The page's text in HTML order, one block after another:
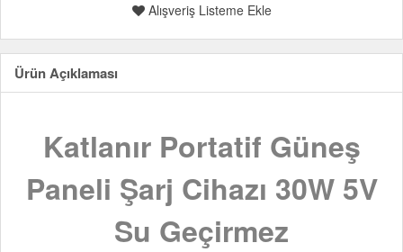
Alışveriş Listeme Ekle
Ürün Açıklaması
Katlanır Portatif Güneş
Paneli Şarj Cihazı 30W 5V
Su Geçirmez